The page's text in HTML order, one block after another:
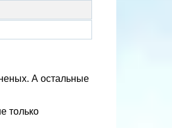
А остальные
только